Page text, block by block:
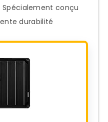
Spécialement conçu
durabilité